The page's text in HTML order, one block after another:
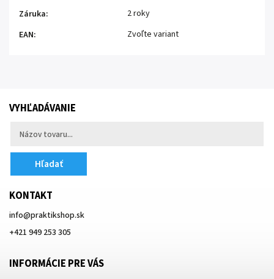
Záruka:
2 roky
EAN: Zvoľte variant
VYHĽADÁVANIE
Hľadať
KONTAKT
info@praktikshop.sk
+421 949 253 305
INFORMÁCIE PRE VÁS